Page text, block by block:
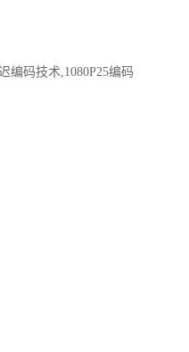
编码技术,1080P25编码